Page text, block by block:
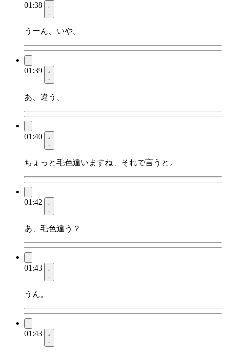
01:38
うーん、いや。
01:39
あ、違う。
01:40
ちょっと毛色違いますね、それで言うと。
01:42
あ、毛色違う？
01:43
うん。
01:43